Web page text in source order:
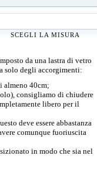
SCEGLI LA MISURA
da una lastra di vetro
solo degli accorgimenti:
almeno 40cm;
consigliamo di chiudere
libero per il
deve essere abbastanza
comunque fuoriuscita
in modo che sia nel